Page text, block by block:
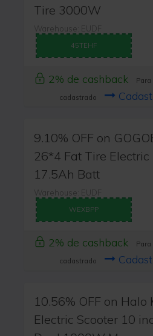
Tire 3000W
Warehouse: EUDF
45TEHF
2% de cashback
cadastrado
9.10% OFF on
26*4 Fat Tire
17.5Ah Batt
Warehouse: EUDF
WEXBPP
2% de cashback
cadastrado
10.56% OFF on
Electric Scooter 10